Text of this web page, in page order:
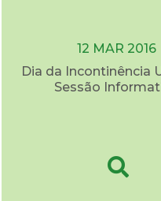
12 MAR 2016
Dia da Incontinência
Sessão